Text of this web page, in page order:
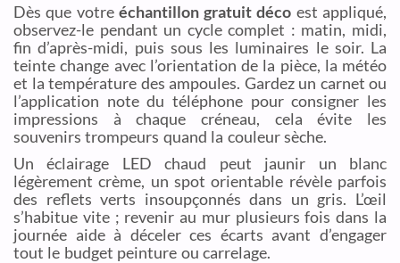
Dès que votre échantillon gratuit déco est appliqué,
observez-le pendant un cycle complet : matin, midi,
fin d’après-midi, puis sous les luminaires le soir. La
teinte change avec l’orientation de la pièce, la météo
et la température des ampoules. Gardez un carnet ou
l’application note du téléphone pour consigner les
impressions à chaque créneau, cela évite les
souvenirs trompeurs quand la couleur sèche.
Un éclairage LED chaud peut jaunir un blanc
légèrement crème, un spot orientable révèle parfois
des reflets verts insoupçonnés dans un gris. L’œil
s’habitue vite ; revenir au mur plusieurs fois dans la
journée aide à déceler ces écarts avant d’engager
tout le budget peinture ou carrelage.